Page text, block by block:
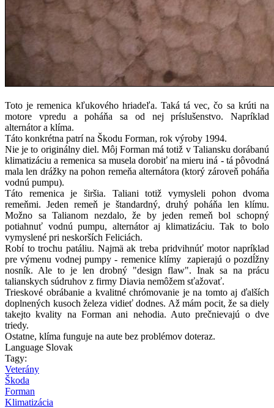
Toto je remenica kľukového hriadeľa. Taká tá vec, čo sa krúti na
motore vpredu a poháňa sa od nej príslušenstvo. Napríklad
alternátor a klíma.
Táto konkrétna patrí na Škodu Forman, rok výroby 1994.
Nie je to originálny diel. Môj Forman má totiž v Taliansku dorábanú
klimatizáciu a remenica sa musela dorobiť na mieru iná - tá pôvodná
mala len drážky na pohon remeňa alternátora (ktorý zároveň poháňa
vodnú pumpu).
Táto remenica je širšia. Taliani totiž vymysleli pohon dvoma
remeňmi. Jeden remeň je štandardný, druhý poháňa len klímu.
Možno sa Talianom nezdalo, že by jeden remeň bol schopný
potiahnuť vodnú pumpu, alternátor aj klimatizáciu. Tak to bolo
vymyslené pri neskorších Feliciách.
Robí to trochu patáliu. Najmä ak treba pridvihnúť motor napríklad
pre výmenu vodnej pumpy - remenice klímy zapierajú o pozdĺžny
nosník. Ale to je len drobný "design flaw". Inak sa na prácu
talianskych súdruhov z firmy Diavia nemôžem sťažovať.
Trieskové obrábanie a kvalitné chrómovanie je na tomto aj ďalších
doplnených kusoch železa vidieť dodnes. Až mám pocit, že sa diely
takejto kvality na Forman ani nehodia. Auto prečnievajú o dve
triedy.
Ostatne, klíma funguje na aute bez problémov doteraz.
Language Slovak
Tagy:
Veterány
Škoda
Forman
Klimatizácia